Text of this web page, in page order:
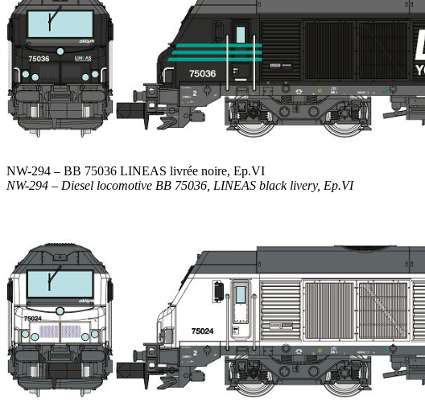
NW-294 – BB 75036 LINEAS livrée noire, Ep.VI
NW-294 – Diesel locomotive BB 75036, LINEAS black livery, Ep.VI